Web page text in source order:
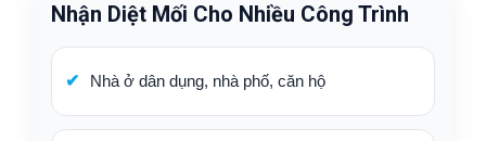
Nhận Diệt Mối Cho Nhiều Công Trình
Nhà ở dân dụng, nhà phố, căn hộ